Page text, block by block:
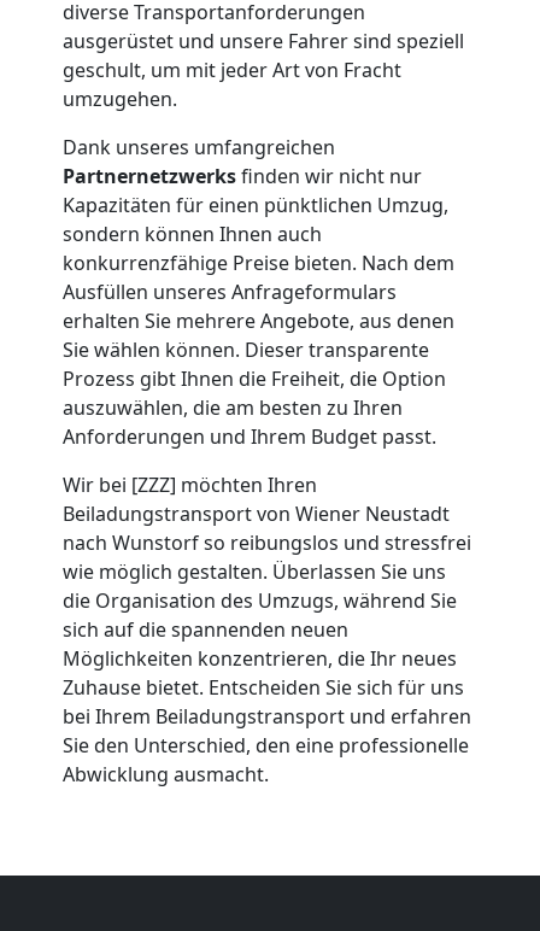
diverse Transportanforderungen
ausgerüstet und unsere Fahrer sind speziell
geschult, um mit jeder Art von Fracht
umzugehen.
Dank unseres umfangreichen
Partnernetzwerksfinden wir nicht nur
Kapazitäten für einen pünktlichen Umzug,
sondern können Ihnen auch
konkurrenzfähige Preise bieten. Nach dem
Ausfüllen unseres Anfrageformulars
erhalten Sie mehrere Angebote, aus denen
Sie wählen können. Dieser transparente
Prozess gibt Ihnen die Freiheit, die Option
auszuwählen, die am besten zu Ihren
Anforderungen und Ihrem Budget passt.
Wir bei [ZZZ] möchten Ihren
Beiladungstransport von Wiener Neustadt
nach Wunstorf so reibungslos und stressfrei
wie möglich gestalten. Überlassen Sie uns
die Organisation des Umzugs, während Sie
sich auf die spannenden neuen
Möglichkeiten konzentrieren, die Ihr neues
Zuhause bietet. Entscheiden Sie sich für uns
bei Ihrem Beiladungstransport und erfahren
Sie den Unterschied, den eine professionelle
Abwicklung ausmacht.
Möbeltransport
Wiener
Neustadt
Beiladung
Wiener
Neustadt
Mini
Umzug
Wiener
Neustadt
Umzug
Mann